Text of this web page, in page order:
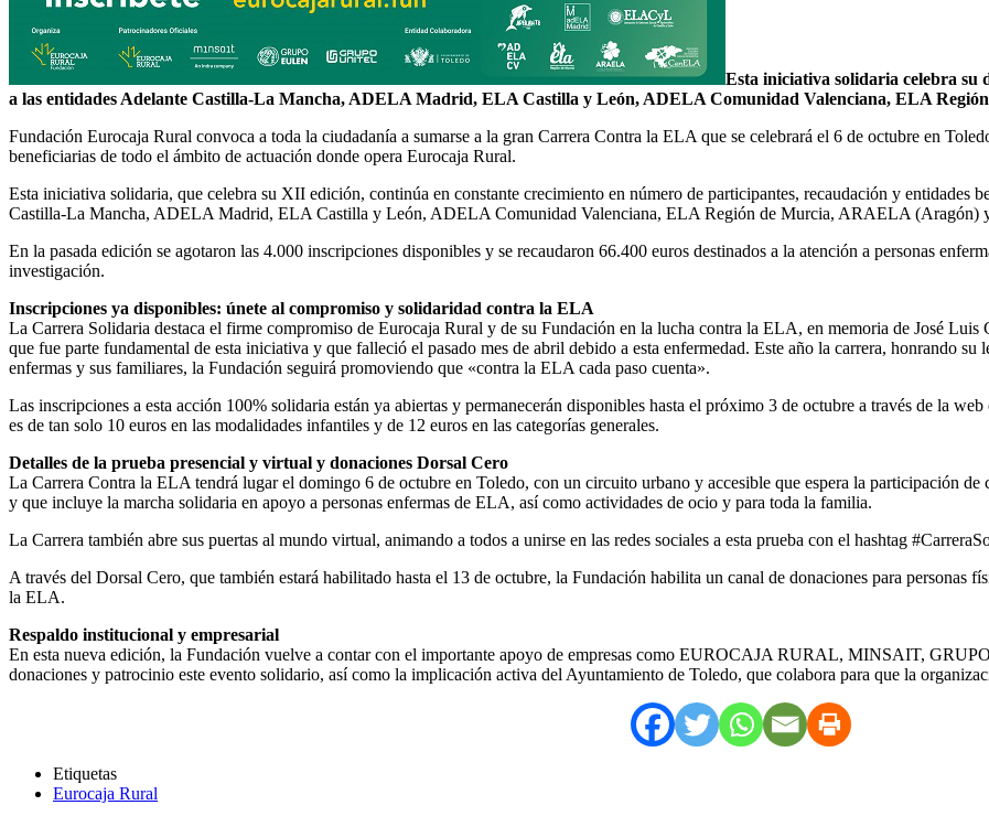
Esta iniciativa solidaria celebra su
a las entidades Adelante Castilla-La Mancha, ADELA Madrid, ELA Castilla y León, ADELA Comunidad Valenciana, ELA
Fundación Eurocaja Rural convoca a toda la ciudadanía a sumarse a la gran Carrera Contra la ELA que se celebrará el 6 de octubre en
beneficiarias de todo el ámbito de actuación donde opera Eurocaja Rural.
Esta iniciativa solidaria, que celebra su XII edición, continúa en constante crecimiento en número de participantes, recaudación y entidades
Castilla-La Mancha, ADELA Madrid, ELA Castilla y León, ADELA Comunidad Valenciana, ELA Región de Murcia, ARAELA (Aragón)
En la pasada edición se agotaron las 4.000 inscripciones disponibles y se recaudaron 66.400 euros destinados a la atención a personas
investigación.
Inscripciones ya disponibles: únete al compromiso y solidaridad contra la ELA
La Carrera Solidaria destaca el firme compromiso de Eurocaja Rural y de su Fundación en la lucha contra la ELA, en memoria de José
que fue parte fundamental de esta iniciativa y que falleció el pasado mes de abril debido a esta enfermedad. Este año la carrera, honrando
enfermas y sus familiares, la Fundación seguirá promoviendo que «contra la ELA cada paso cuenta».
Las inscripciones a esta acción 100% solidaria están ya abiertas y permanecerán disponibles hasta el próximo 3 de octubre a través de la
es de tan solo 10 euros en las modalidades infantiles y de 12 euros en las categorías generales.
Detalles de la prueba presencial y virtual y donaciones Dorsal Cero
La Carrera Contra la ELA tendrá lugar el domingo 6 de octubre en Toledo, con un circuito urbano y accesible que espera la participación
y que incluye la marcha solidaria en apoyo a personas enfermas de ELA, así como actividades de ocio y para toda la familia.
La Carrera también abre sus puertas al mundo virtual, animando a todos a unirse en las redes sociales a esta prueba con el hashtag
A través del Dorsal Cero, que también estará habilitado hasta el 13 de octubre, la Fundación habilita un canal de donaciones para personas
la ELA.
Respaldo institucional y empresarial
En esta nueva edición, la Fundación vuelve a contar con el importante apoyo de empresas como EUROCAJA RURAL, MINSAIT,
donaciones y patrocinio este evento solidario, así como la implicación activa del Ayuntamiento de Toledo, que colabora para que la
Etiquetas
Eurocaja Rural